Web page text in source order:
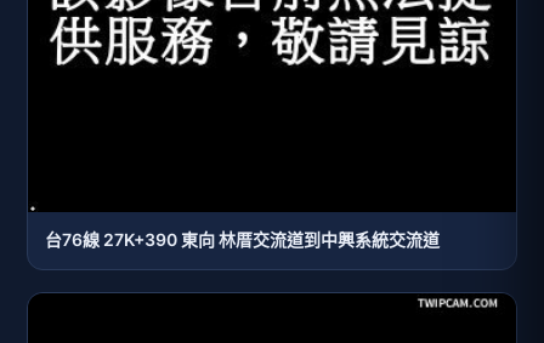
台76線 27K+390 東向 林厝交流道到中興系統交流道